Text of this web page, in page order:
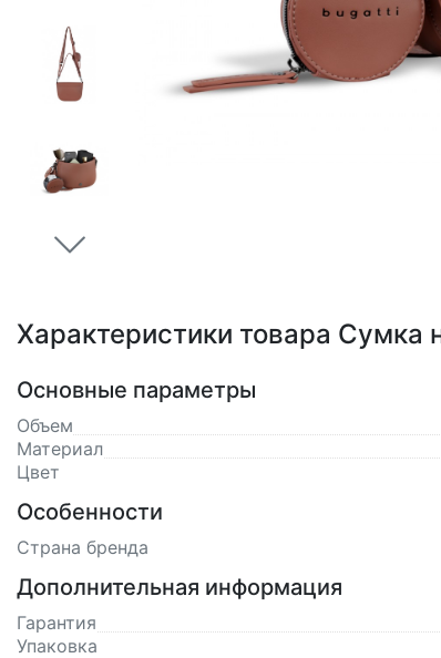
Характеристики товара Сумка
Основные параметры
Объем
Материал
Цвет
Особенности
Страна бренда
Дополнительная информация
Гарантия
Упаковка